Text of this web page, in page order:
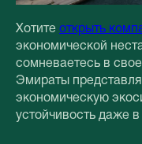
Хотите открыть
экономической
сомневаетесь в
Эмираты
экономическую
устойчивость даже